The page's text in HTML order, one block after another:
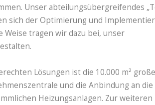
Unser abteilungsübergreifendes
sich der Optimierung und
Weise tragen wir dazu bei, unser
Lösungen ist die 10.000 m² große
und die Anbindung an die
Heizungsanlagen. Zur weiteren